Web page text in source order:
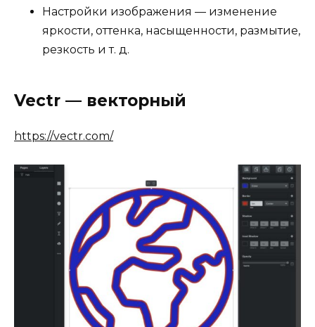
Настройки изображения — изменение
яркости, оттенка, насыщенности, размытие,
резкость и т. д.
Vectr — векторный
https://vectr.com/